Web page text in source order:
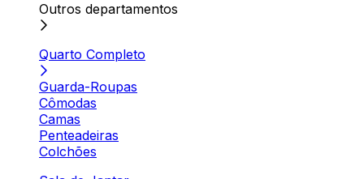
Outros departamentos
Quarto Completo
Guarda-Roupas
Cômodas
Camas
Penteadeiras
Colchões